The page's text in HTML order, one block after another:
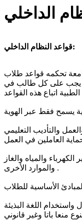
الداخلي
قواعد النظام الداخلي:
تحكمه قواعد طلاب
يجب على كل طالب في
والتأديب التعليمي
والمياه والغاز
والموارد الأخرى .
اللغة البذيئة